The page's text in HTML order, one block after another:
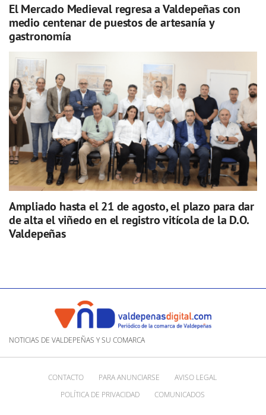
El Mercado Medieval regresa a Valdepeñas con
medio centenar de puestos de artesanía y
gastronomía
Ampliado hasta el 21 de agosto, el plazo para dar
de alta el viñedo en el registro vitícola de la D.O.
Valdepeñas
NOTICIAS DE VALDEPEÑAS Y SU COMARCA
CONTACTO PARA ANUNCIARSE
AVISO LEGAL
POLÍTICA DE PRIVACIDAD
COMUNICADOS